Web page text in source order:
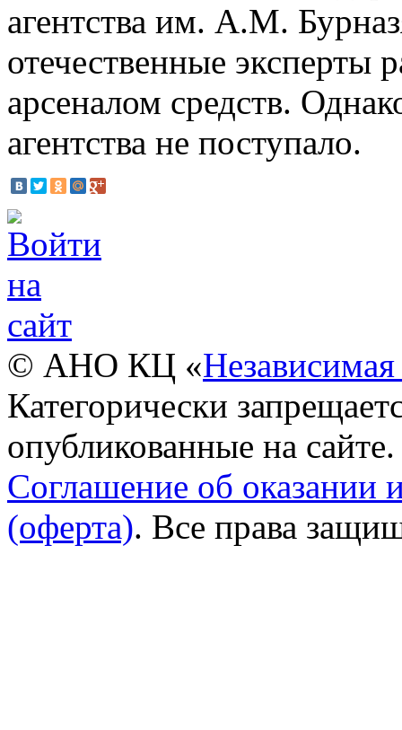
агентства им. А.М.
отечественные эксперты
арсеналом средств.
агентства не поступало.
© АНО КЦ «Независимая
Категорически
опубликованные на сайте.
Соглашение об оказании
(оферта). Все права